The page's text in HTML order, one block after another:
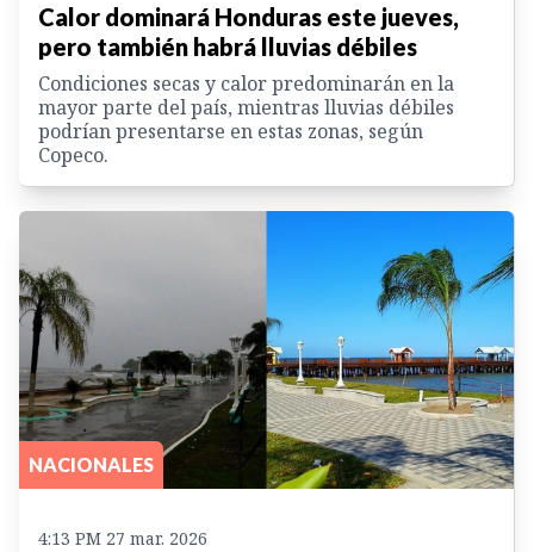
Calor dominará Honduras este jueves,
pero también habrá lluvias débiles
Condiciones secas y calor predominarán en la
mayor parte del país, mientras lluvias débiles
podrían presentarse en estas zonas, según
Copeco.
NACIONALES
4:13 PM 27 mar. 2026